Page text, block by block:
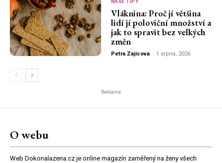
Vláknina: Proč jí většina
lidí jí poloviční množství a
jak to spravit bez velkých
změn
Petra Zajícova - 1 srpna, 2026
Reklama
O webu
Web Dokonalazena.cz je online magazín zaměřený na ženy všech